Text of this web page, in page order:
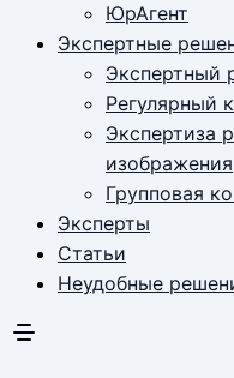
ЮрАгент
Экспертные
Экспертный
Регулярный
Экспертиза
изображения
Групповая
Эксперты
Статьи
Неудобные